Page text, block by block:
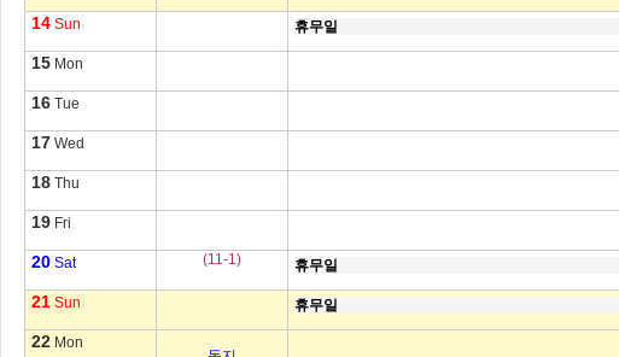
14 Sun 휴무일
15 Mon
16 Tue
17 Wed
18 Thu
19 Fri
20 Sat (11-1) 휴무일
21 Sun 휴무일
22 Mon